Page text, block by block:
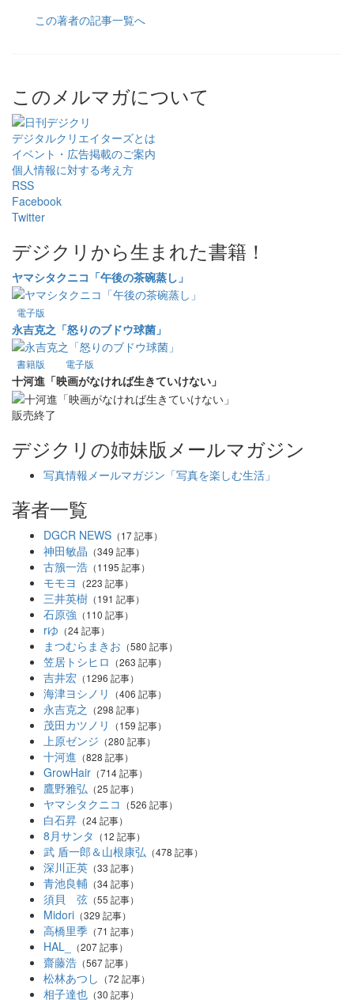
この著者の記事一覧へ
このメルマガについて
デジタルクリエイターズとは
イベント・広告掲載のご案内
個人情報に対する考え方
RSS
Facebook
Twitter
デジクリから生まれた書籍！
ヤマシタクニコ「午後の茶碗蒸し」
電子版
永吉克之「怒りのブドウ球菌」
書籍版 電子版
十河進「映画がなければ生きていけない」
販売終了
デジクリの姉妹版メールマガジン
写真情報メールマガジン「写真を楽しむ生活」
著者一覧
DGCR NEWS （17 記事）
神田敏晶 （349 記事）
古籏一浩 （1195 記事）
モモヨ （223 記事）
三井英樹 （191 記事）
石原強 （110 記事）
rゆ （24 記事）
まつむらまきお （580 記事）
笠居トシヒロ （263 記事）
吉井宏 （1296 記事）
海津ヨシノリ （406 記事）
永吉克之 （298 記事）
茂田カツノリ （159 記事）
上原ゼンジ （280 記事）
十河進 （828 記事）
GrowHair （714 記事）
鷹野雅弘 （25 記事）
ヤマシタクニコ （526 記事）
白石昇 （24 記事）
8月サンタ （12 記事）
武 盾一郎＆山根康弘 （478 記事）
深川正英 （33 記事）
青池良輔 （34 記事）
須貝 弦 （55 記事）
Midori （329 記事）
高橋里季 （71 記事）
HAL_ （207 記事）
齋藤浩 （567 記事）
松林あつし （72 記事）
相子達也 （30 記事）